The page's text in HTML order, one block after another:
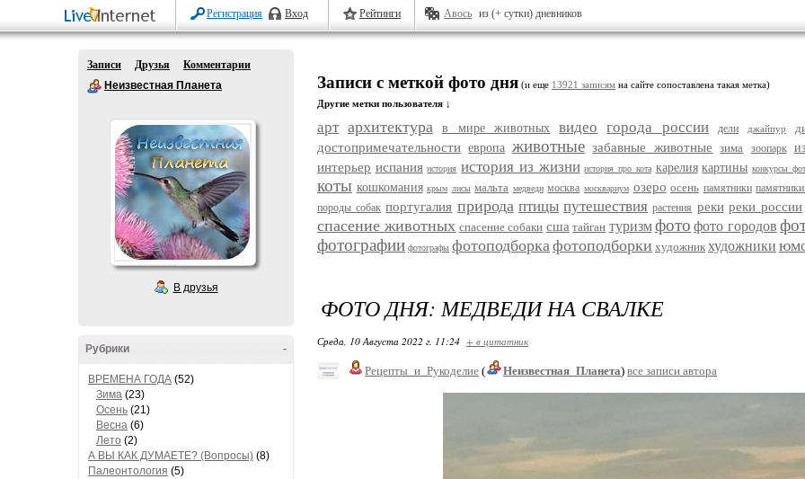
Регистрация Вход Рейтинги Авось из (+ сутки) дневников
Записи Друзья
Комментарии
Неизвестная Планета
В друзья
-
Рубрики
ВРЕМЕНА ГОДА (52)
Зима (23)
Осень (21)
Весна (6)
Лето (2)
А ВЫ КАК ДУМАЕТЕ? (Вопросы) (8)
Палеонтология (5)
Записи с меткой фото дня (и еще 13921 записям на сайте сопоставлена такая метка)
Другие метки пользователя ↓
арт архитектура в мире животных видео города россии дели джайпур
достопримечательности европа животные забавные животные зима зоопарк
интерьер испания история история из жизни история про кота карелия картины конкурсы
коты кошкомания крым лисы мальта медведи москва москвариум озеро осень памятники
породы собак португалия природа птицы путешествия растения реки реки россии
спасение животных спасение собаки сша тайган туризм фото фото городов
фотографии фотографы фотоподборкафотоподборки художник художники
ФОТО ДНЯ: МЕДВЕДИ НА СВАЛКЕ
Среда, 10 Августа 2022 г. 11:24 + в цитатник
Рецепты_и_Рукоделие ( Неизвестная_Планета) все записи автора